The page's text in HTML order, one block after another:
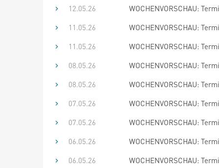
12.05.26
WOCHENVORSCHAU:
11.05.26
WOCHENVORSCHAU:
11.05.26
WOCHENVORSCHAU:
08.05.26
WOCHENVORSCHAU:
08.05.26
WOCHENVORSCHAU:
07.05.26
WOCHENVORSCHAU:
07.05.26
WOCHENVORSCHAU:
06.05.26
WOCHENVORSCHAU:
06.05.26
WOCHENVORSCHAU: